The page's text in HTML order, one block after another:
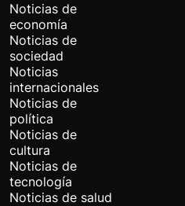
Noticias de
economía
Noticias de
sociedad
Noticias
internacionales
Noticias de
política
Noticias de
cultura
Noticias de
tecnología
Noticias de salud